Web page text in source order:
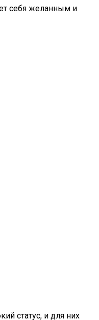
себя желанным и
статус, и для них